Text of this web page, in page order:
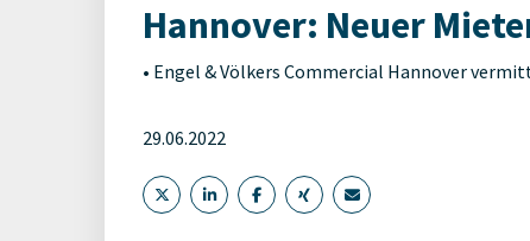
Hannover: Neuer
• Engel & Völkers Commercial Hannover
29.06.2022